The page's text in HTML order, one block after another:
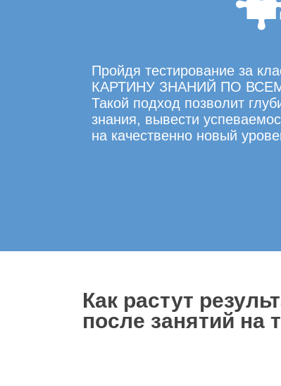
Пройдя тестирование за
КАРТИНУ ЗНАНИЙ ПО
Такой подход позволит
знания, вывести
на качественно новый
Как растут
после занятий на